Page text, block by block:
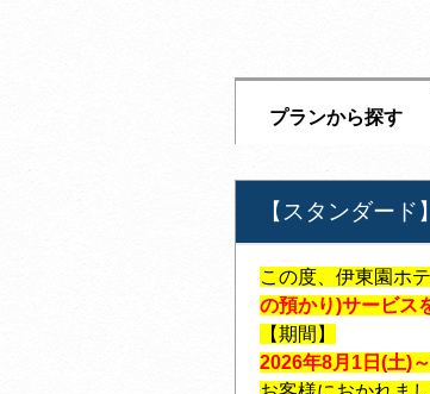
プランから探す
【スタンダー
この度、伊東園ホ
の預かり)サービス
【期間】
2026年8月1日(土)